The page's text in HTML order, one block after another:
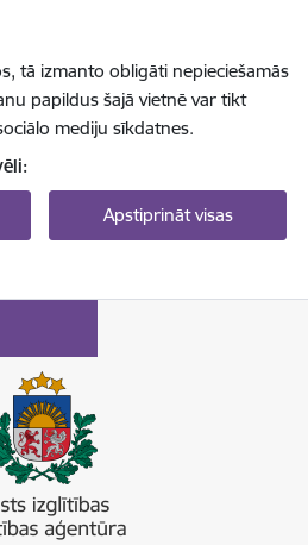
tā izmanto obligāti nepieciešamās
papildus šajā vietnē var tikt
mediju sīkdatnes.
Apstiprināt visas